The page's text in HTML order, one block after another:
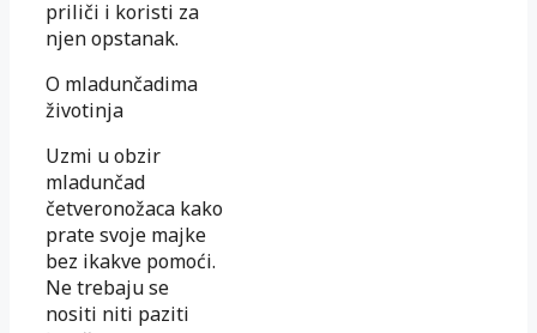
priliči i koristi za
njen opstanak.
O mladunčadima
životinja
Uzmi u obzir
mladunčad
četveronožaca kako
prate svoje majke
bez ikakve pomoći.
Ne trebaju se
nositi niti paziti